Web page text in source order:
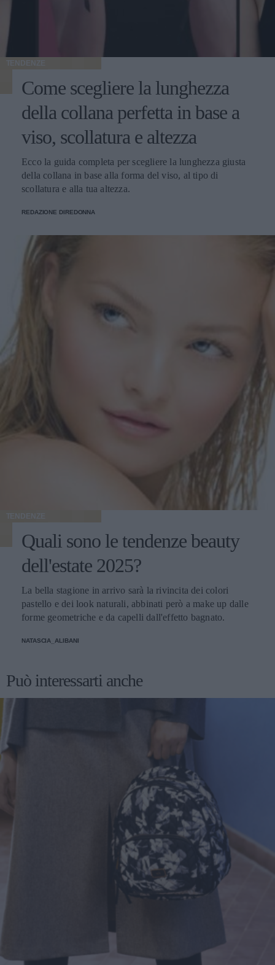
TENDENZE
Come scegliere la lunghezza
della collana perfetta in base a
viso, scollatura e altezza
Ecco la guida completa per scegliere la lunghezza giusta
della collana in base alla forma del viso, al tipo di
scollatura e alla tua altezza.
REDAZIONE DIREDONNA
TENDENZE
Quali sono le tendenze beauty
dell'estate 2025?
La bella stagione in arrivo sarà la rivincita dei colori
pastello e dei look naturali, abbinati però a make up dalle
forme geometriche e da capelli dall'effetto bagnato.
NATASCIA_ALIBANI
Può interessarti anche